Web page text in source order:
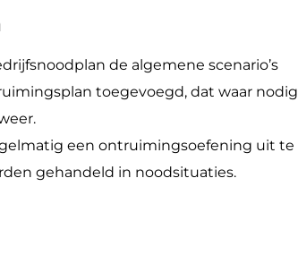
de algemene scenario’s
toegevoegd, dat waar nodig
een ontruimingsoefening uit te
gehandeld in noodsituaties.